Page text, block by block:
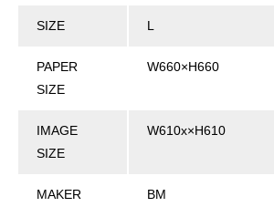
SIZE L
PAPER
SIZE
W660×H660
IMAGE
SIZE
W610x×H610
MAKER BM